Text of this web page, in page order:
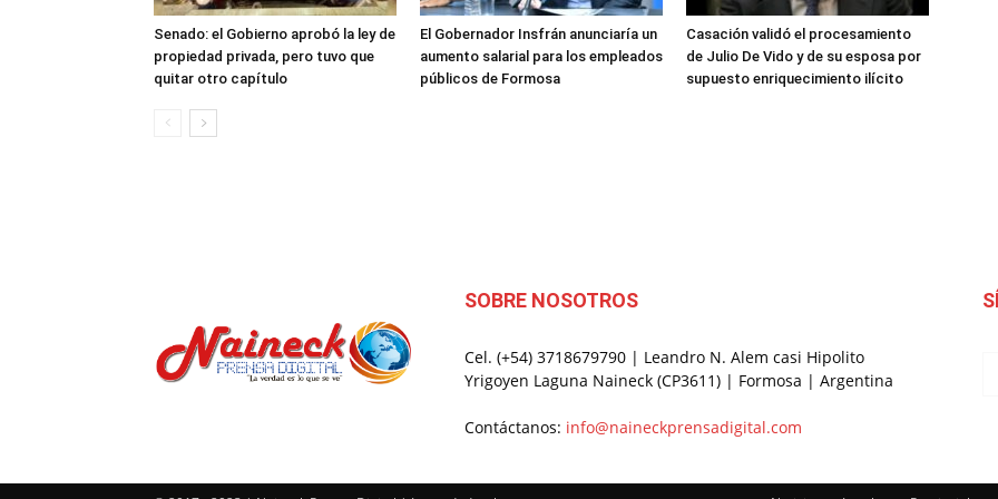
Senado: el Gobierno aprobó la ley de
propiedad privada, pero tuvo que
quitar otro capítulo
El Gobernador Insfrán anunciaría un
aumento salarial para los empleados
públicos de Formosa
Casación validó el procesamiento
de Julio De Vido y de su esposa por
supuesto enriquecimiento ilícito
SOBRE NOSOTROS
Cel. (+54) 3718679790 | Leandro N. Alem casi Hipolito
Yrigoyen Laguna Naineck (CP3611) | Formosa | Argentina
Contáctanos: info@naineckprensadigital.com